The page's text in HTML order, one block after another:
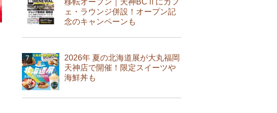
移転オープン｜天神BCⅡにカフ
ェ・ラウンジ併設！オープン記
念のキャンペーンも
2026年 夏の北海道展が大丸福岡
天神店で開催！限定スイーツや
海鮮丼も